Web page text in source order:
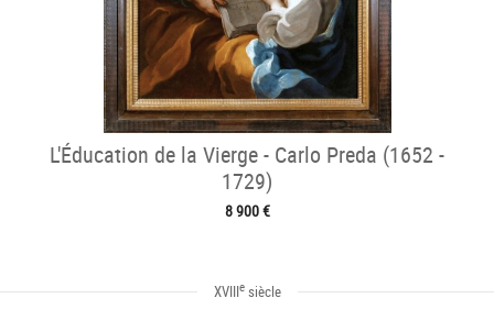
L'Éducation de la Vierge - Carlo Preda (1652 -
1729)
8 900 €
XVIIIesiècle